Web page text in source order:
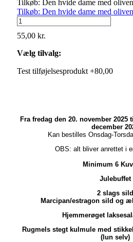
la
mande
med
syltet
kirsebær
antal
Tilkøb: Den hvide dame med
Tilkøb: Den hvide dame med
Tilkøb:
hvide
med
oliven
og
55,00 kr.
Vælg tilvalg:
Test tilføjelsesprodukt +80,00
Fra fredag den 20. november 2025
december
Kan bestilles Onsdag-
OBS: alt bliver anrettet i
Minimum 6
Julebuffet
2 slags sild
Marcipan/estragon sild og
Hjemmerøget
Rugmels stegt kulmule med
(lun selv)